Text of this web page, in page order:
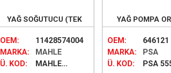
YAĞ SOĞUTUCU (TEK
OEM:
11428574004
MARKA:
MAHLE
Ü. KOD:
MAHLE...
YAĞ POMPA
OEM:
646121
MARKA:
PSA
Ü. KOD:
PSA